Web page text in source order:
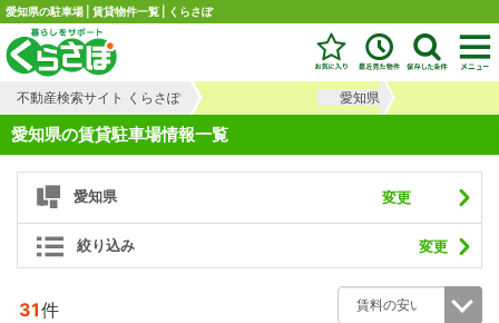
愛知県の駐車場 | 賃貸物件一覧 | くらさぽ
不動産検索サイト くらさぽ 愛知県
愛知県の賃貸駐車場情報一覧
31件
愛知県 変更
絞り込み 変更